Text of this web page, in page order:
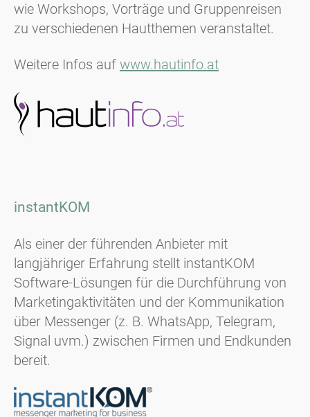
wie Workshops, Vorträge und Gruppenreisen
zu verschiedenen Hautthemen veranstaltet.
Weitere Infos auf www.hautinfo.at
instantKOM
Als einer der führenden Anbieter mit
langjähriger Erfahrung stellt instantKOM
Software-Lösungen für die Durchführung von
Marketingaktivitäten und der Kommunikation
über Messenger (z. B. WhatsApp, Telegram,
Signal uvm.) zwischen Firmen und Endkunden
bereit.